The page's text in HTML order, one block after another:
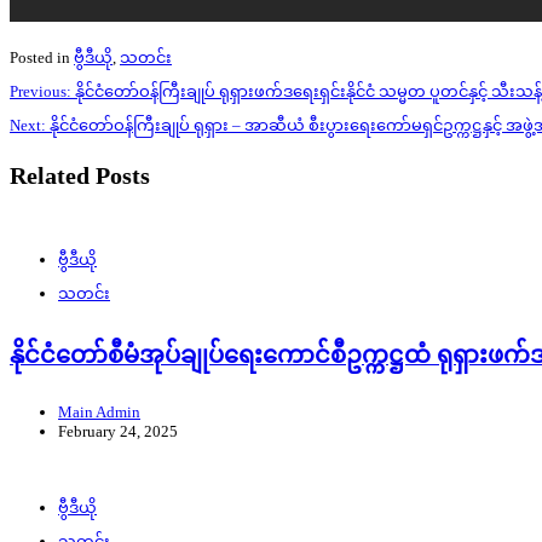
Posted in ဗွီဒီယို သတင်း
Post
navigation
Previous: နိုင်ငံတော်ဝန်ကြီးချုပ် ရုရှားဖက်ဒရေးရှင်းနိုင်ငံ သမ္မတ ပူတင်နှင့် သီး
Next: နိုင်ငံတော်ဝန်ကြီးချုပ် ရုရှား – အာဆီယံ စီးပွားရေးကော်မရှင်ဥက္ကဋ္ဌနှင့် အ
Related Posts
ဗွီဒီယို
သတင်း
နိုင်ငံတော်စီမံအုပ်ချုပ်ရေးကောင်စီဥက္ကဋ္ဌထံ ရုရှားဖက်
Main Admin
February 24, 2025
ဗွီဒီယို